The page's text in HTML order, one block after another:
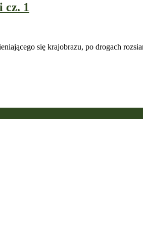
cz. 1
się krajobrazu, po drogach